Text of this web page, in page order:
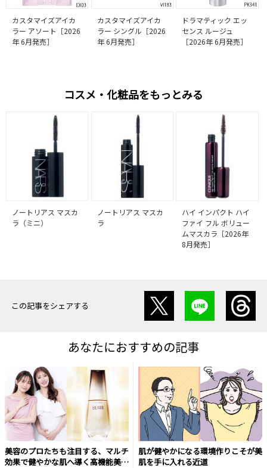
カスタマイズアイカ
ラー アソート［2026
年 6月発売］
カスタマイズアイカ
ラー シングル［2026
年 6月発売］
ドラマティック エッ
センス ルージュ
［2026年 6月発売］
コスメ・化粧品をもっとみる
ノートリアス マスカ
ラ（ミニ）
ノートリアス マスカ
ラ
ハイ インパクト ハイ
ファイ フル ボリュー
ムマスカラ［2026年
8月発売］
この記事をシェアする
あなたにおすすめの記事
美容のプロたちも注目する、マルチ
効果で健やかな肌へ導く高機能美容
肌が健やかになる環境作りこそが美
肌を手に入れる近道